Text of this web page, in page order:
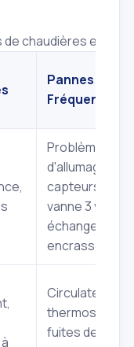
chaudières et
Pannes
Fréquentes
Problèmes
d'allumage,
capteurs,
vanne 3 voies,
échangeur
encrassé
Circulateur,
thermostat,
fuites de